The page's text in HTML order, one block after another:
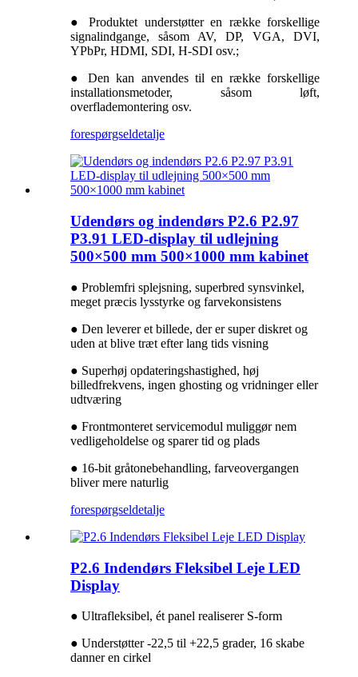
● Produktet understøtter en række forskellige
signalindgange, såsom AV, DP, VGA, DVI,
YPbPr, HDMI, SDI, H-SDI osv.;
● Den kan anvendes til en række forskellige
installationsmetoder, såsom løft,
overflademontering osv.
forespørgseldetalje
Udendørs og indendørs P2.6 P2.97
P3.91 LED-display til udlejning
500×500 mm 500×1000 mm kabinet
● Problemfri splejsning, superbred synsvinkel,
meget præcis lysstyrke og farvekonsistens
● Den leverer et billede, der er super diskret og
uden at blive træt efter lang tids visning
● Superhøj opdateringshastighed, høj
billedfrekvens, ingen ghosting og vridninger eller
udtværing
● Frontmonteret servicemodul muliggør nem
vedligeholdelse og sparer tid og plads
● 16-bit gråtonebehandling, farveovergangen
bliver mere naturlig
forespørgseldetalje
P2.6 Indendørs Fleksibel Leje LED
Display
● Ultrafleksibel, ét panel realiserer S-form
● Understøtter -22,5 til +22,5 grader, 16 skabe
danner en cirkel